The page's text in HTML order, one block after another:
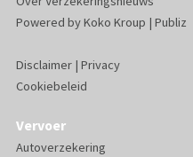
Powered byKoko Kroup | Publiz
Disclaimer| Privacy
Cookiebeleid
Vervoer
Autoverzekering